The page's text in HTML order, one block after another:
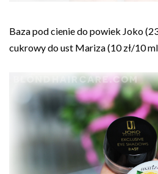
Baza pod cienie do powiek Joko
cukrowy do ust Mariza (10 zł/10